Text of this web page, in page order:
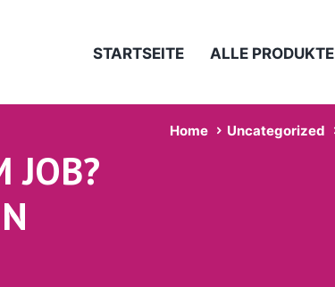
STARTSEITE ALLE PRODUKTE
JOB?
Home Uncategorized